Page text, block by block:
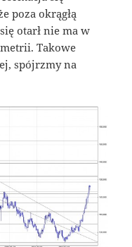
poza okrągłą
otarł nie ma w
Takowe
spójrzmy na